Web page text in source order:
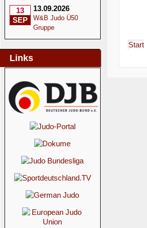
13
SEP
13.09.2026
W&B Judo Ü50
Gruppe
Links
Start